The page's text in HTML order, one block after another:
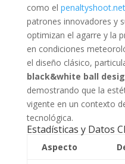
como el penaltyshoot.net
patrones innovadores y
optimizan el agarre y la
en condiciones
el diseño clásico,
black&white ball
demostrando que la
vigente en un contexto
tecnológica.
Estadísticas y Datos
Aspecto